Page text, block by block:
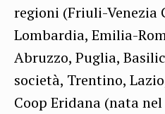
regioni (Friuli-Venezia
Lombardia, Emilia-
Abruzzo, Puglia,
società, Trentino,
Coop Eridana (nata